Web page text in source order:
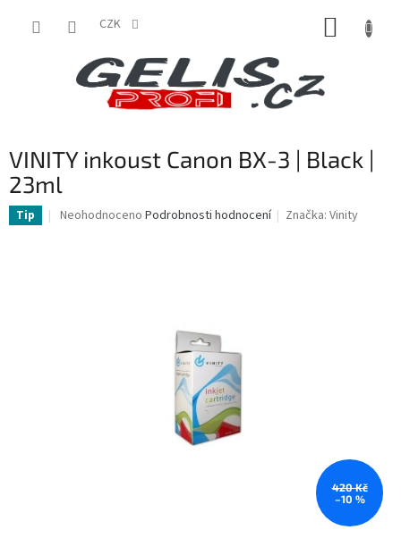
CZK
VINITY inkoust Canon BX-3 | Black |
23ml
Tip
Průměrné
Neohodnoceno Podrobnosti hodnocení Značka:Vinity
420 Kč
–10 %